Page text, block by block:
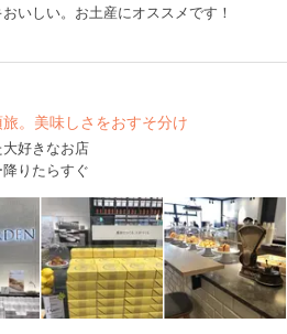
いしい。お土産にオススメです！
。美味しさをおすそ分け
好きなお店
りたらすぐ